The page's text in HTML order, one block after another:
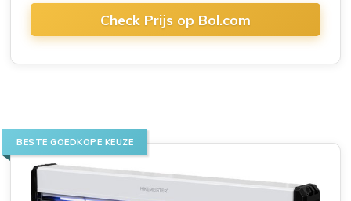
Check Prijs op Bol.com
BESTE GOEDKOPE KEUZE